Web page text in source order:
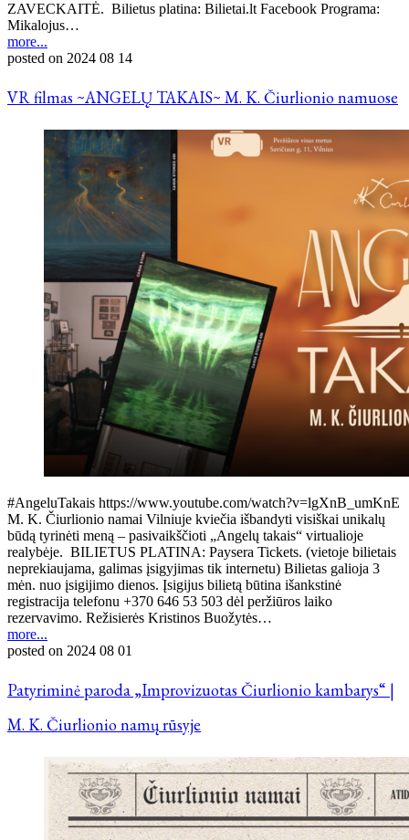
ZAVECKAITĖ. Bilietus platina: Bilietai.lt Facebook Programa:
Mikalojus…
more...
posted on 2024 08 14
VR filmas ~ANGELŲ TAKAIS~ M. K. Čiurlionio namuose
#AngeluTakais https://www.youtube.com/watch?v=lgXnB_umKnE
M. K. Čiurlionio namai Vilniuje kviečia išbandyti visiškai unikalų
būdą tyrinėti meną – pasivaikščioti „Angelų takais“ virtualioje
realybėje. BILIETUS PLATINA: Paysera Tickets. (vietoje bilietais
neprekiaujama, galimas įsigyjimas tik internetu) Bilietas galioja 3
mėn. nuo įsigijimo dienos. Įsigijus bilietą būtina išankstinė
registracija telefonu +370 646 53 503 dėl peržiūros laiko
rezervavimo. Režisierės Kristinos Buožytės…
more...
posted on 2024 08 01
Patyriminė paroda „Improvizuotas Čiurlionio kambarys“ |
M. K. Čiurlionio namų rūsyje